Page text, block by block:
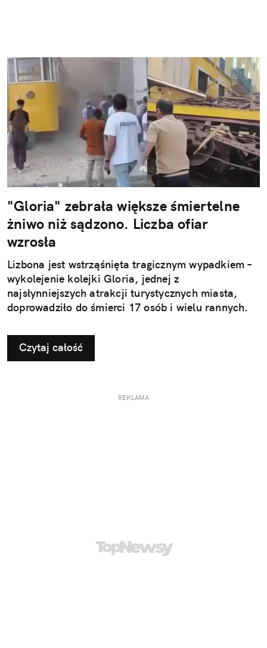
"Gloria" zebrała większe śmiertelne
żniwo niż sądzono. Liczba ofiar
wzrosła
Lizbona jest wstrząśnięta tragicznym wypadkiem –
wykolejenie kolejki Gloria, jednej z
najsłynniejszych atrakcji turystycznych miasta,
doprowadziło do śmierci 17 osób i wielu rannych.
Czytaj całość
REKLAMA